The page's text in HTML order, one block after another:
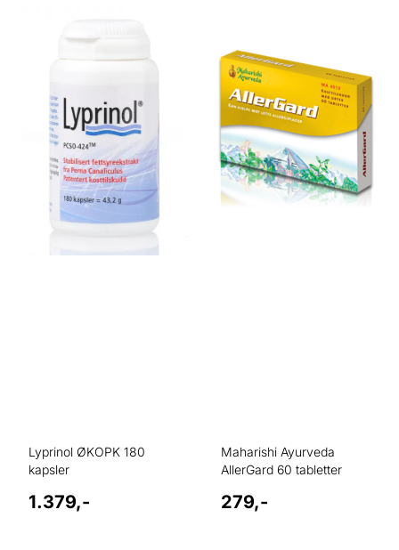
Lyprinol ØKOPK 180
kapsler
1.379,-
Maharishi Ayurveda
AllerGard 60 tabletter
279,-